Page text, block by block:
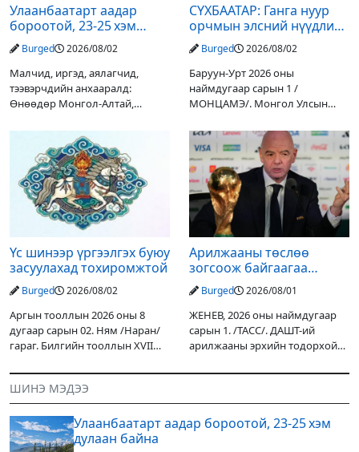
Улаанбаатарт аадар
бороотой, 23-25 хэм
дулаан байна
Burged 2026/08/02
Малчид, иргэд, аялагчид,
тээвэрчдийн анхааралд:
Өнөөдөр Монгол-Алтай,
уулархаг нутгаар бороо, дуу
цахилгаантай аадар бороо
орох тул голуудын усны
түвшин нэмэгдэх, нөөлөг
СҮХБААТАР: Ганга нуур
орчмын элсний нүүдлийг
зогсоох туршилтын ажил
үр дүнгээ өгч эхэлжээ
Burged 2026/08/02
Баруун-Урт 2026 оны
наймдугаар сарын 1 /
МОНЦАМЭ/. Монгол Улсын
Дарьгангын Ганга нуурыг
сэргээн, хамгаалах төслийг
улсын төсвийн хөрөнгө
оруулалтаар хийж буй.
Төслийн
Үс шинээр үргээлгэх буюу
засуулахад тохиромжтой
Burged 2026/08/02
Аргын тооллын 2026 оны 8
дугаар сарын 02. Ням /Наран/
гараг. Билгийн тооллын XVII
гал Морин жилийн Зуны адаг
хөхөгчин хонь сарын шинийн
19, Адъяа /Асралт/
Арилжааны төслөө
зогсоож байгаагаа
Ж.Инфантино мэдэгдэв
Burged 2026/08/01
ЖЕНЕВ, 2026 оны наймдугаар
сарын 1. /ТАСС/. ДАШТ-ий
арилжааны эрхийн тодорхой
оруулагчдад худалдах
шийдвэрлэснээ ФИФА-гийн
ерөнхийлөгч Жанни
ШИНЭ МЭДЭЭ
Улаанбаатарт аадар бороотой, 23-25 хэм
дулаан байна